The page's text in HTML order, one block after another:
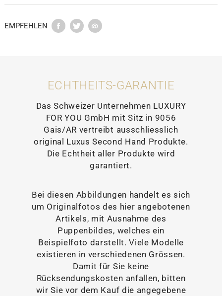
EMPFEHLEN
ECHTHEITS-GARANTIE
Das Schweizer Unternehmen LUXURY
FOR YOU GmbH mit Sitz in 9056
Gais/AR vertreibt ausschliesslich
original Luxus Second Hand Produkte.
Die Echtheit aller Produkte wird
garantiert.
Bei diesen Abbildungen handelt es sich
um Originalfotos des hier angebotenen
Artikels, mit Ausnahme des
Puppenbildes, welches ein
Beispielfoto darstellt. Viele Modelle
existieren in verschiedenen Grössen.
Damit für Sie keine
Rücksendungskosten anfallen, bitten
wir Sie vor dem Kauf die angegebene